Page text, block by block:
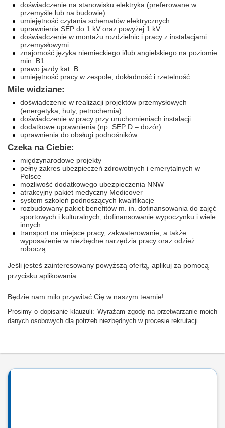
doświadczenie na stanowisku elektryka (preferowane w
przemyśle lub na budowie)
umiejętność czytania schematów elektrycznych
uprawnienia SEP do 1 kV oraz powyżej 1 kV
doświadczenie w montażu rozdzielnic i pracy z instalacjami
przemysłowymi
znajomość języka niemieckiego i/lub angielskiego na poziomie
min. B1
prawo jazdy kat. B
umiejętność pracy w zespole, dokładność i rzetelność
Mile widziane:
doświadczenie w realizacji projektów przemysłowych
(energetyka, huty, petrochemia)
doświadczenie w pracy przy uruchomieniach instalacji
dodatkowe uprawnienia (np. SEP D – dozór)
uprawnienia do obsługi podnośników
Czeka na Ciebie:
międzynarodowe projekty
pełny zakres ubezpieczeń zdrowotnych i emerytalnych w
Polsce
możliwość dodatkowego ubezpieczenia NNW
atrakcyjny pakiet medyczny Medicover
system szkoleń podnoszących kwalifikacje
rozbudowany pakiet benefitów m. in. dofinansowania do zajęć
sportowych i kulturalnych, dofinansowanie wypoczynku i wiele
innych
transport na miejsce pracy, zakwaterowanie, a także
wyposażenie w niezbędne narzędzia pracy oraz odzież
roboczą
Jeśli jesteś zainteresowany powyższą ofertą, aplikuj za pomocą
przycisku aplikowania.
Będzie nam miło przywitać Cię w naszym teamie!
Prosimy o dopisanie klauzuli: Wyrażam zgodę na przetwarzanie moich
danych osobowych dla potrzeb niezbędnych w procesie rekrutacji.